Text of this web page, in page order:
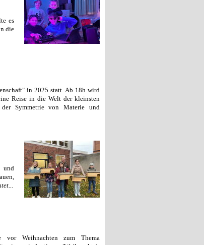
es
die
in 2025 statt. Ab 18h wird
Reise in die Welt der kleinsten
Symmetrie von Materie und
und
vor Weihnachten zum Thema